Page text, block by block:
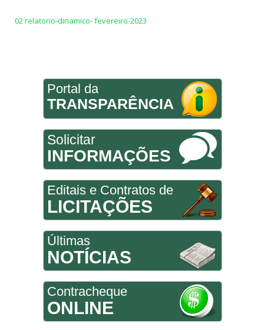
02 relatorio-dinamico- fevereiro-2023
Portal da
TRANSPARÊNCIA
Solicitar
INFORMAÇÕES
Editais e Contratos de
LICITAÇÕES
Últimas
NOTÍCIAS
Contracheque
ONLINE